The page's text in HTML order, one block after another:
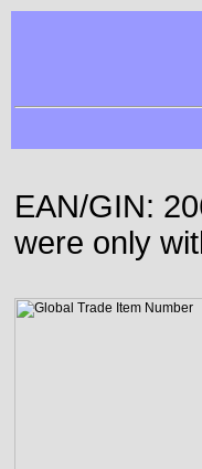
EAN/GIN:
were only